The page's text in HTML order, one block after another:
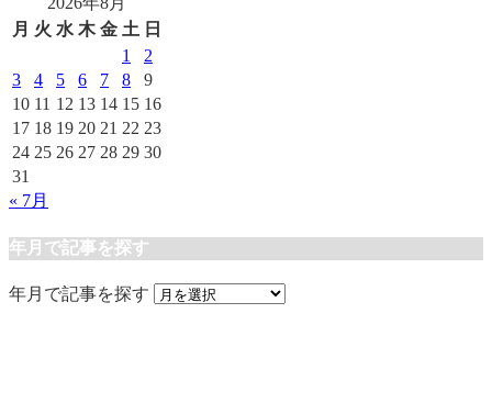
月 火 水 木 金 土 日
1
2
3
4 5 6 7 8
9
10 11 12 13 14 15 16
17 18 19 20 21 22 23
24 25 26 27 28 29 30
31
« 7月
年月で記事を探す
年月で記事を探す